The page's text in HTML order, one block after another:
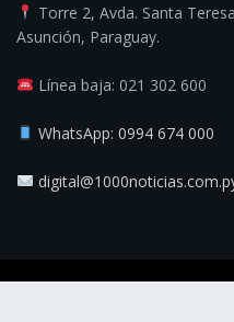
Torre 2, Avda. Santa
Asunción, Paraguay.
Línea baja: 021 302 600
WhatsApp: 0994 674 000